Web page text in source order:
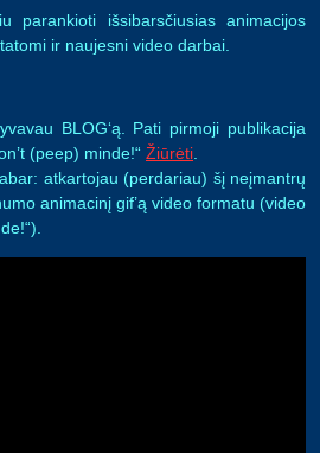
parankioti išsibarsčiusias animacijos
ir naujesni video darbai.
BLOG‘ą. Pati pirmoji publikacija
(peep) minde!“ Žiūrėti
atkartojau (perdariau) šį neįmantrų
animacinį gif’ą video formatu (video